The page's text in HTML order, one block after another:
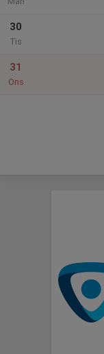
30
Tis
31
Ons